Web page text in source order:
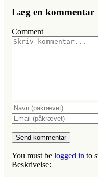
Læg en kommentar
Comment
You must be logged in to
Beskrivelse: